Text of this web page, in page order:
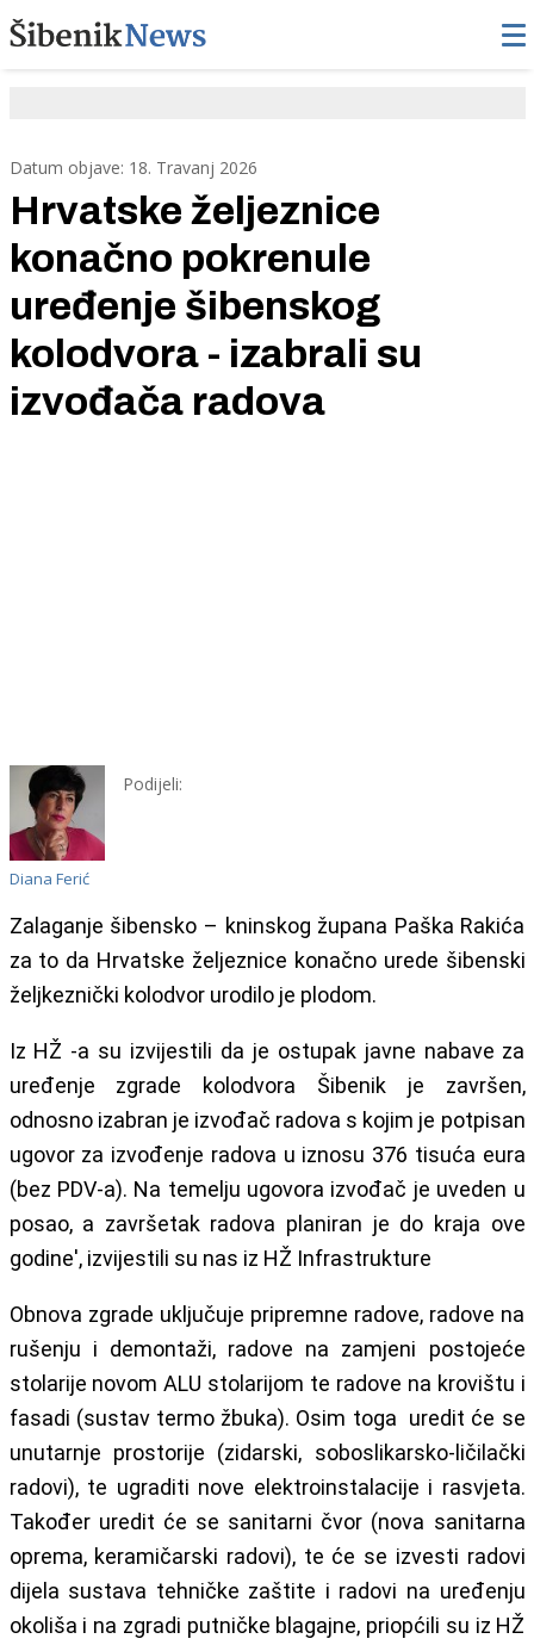
Datum objave: 18. Travanj 2026
Hrvatske željeznice
konačno pokrenule
uređenje šibenskog
kolodvora - izabrali su
izvođača radova
Diana Ferić
Podijeli:
Zalaganje šibensko – kninskog župana Paška Rakića
za to da Hrvatske željeznice konačno urede šibenski
željkeznički kolodvor urodilo je plodom.
Iz HŽ -a su izvijestili da je ostupak javne nabave za
uređenje zgrade kolodvora Šibenik je završen,
odnosno izabran je izvođač radova s kojim je potpisan
ugovor za izvođenje radova u iznosu 376 tisuća eura
(bez PDV-a). Na temelju ugovora izvođač je uveden u
posao, a završetak radova planiran je do kraja ove
godine', izvijestili su nas iz HŽ Infrastrukture
Obnova zgrade uključuje pripremne radove, radove na
rušenju i demontaži, radove na zamjeni postojeće
stolarije novom ALU stolarijom te radove na krovištu i
fasadi (sustav termo žbuka). Osim toga uredit će se
unutarnje prostorije (zidarski, soboslikarsko-ličilački
radovi), te ugraditi nove elektroinstalacije i rasvjeta.
Također uredit će se sanitarni čvor (nova sanitarna
oprema, keramičarski radovi), te će se izvesti radovi
dijela sustava tehničke zaštite i radovi na uređenju
okoliša i na zgradi putničke blagajne, priopćili su iz HŽ